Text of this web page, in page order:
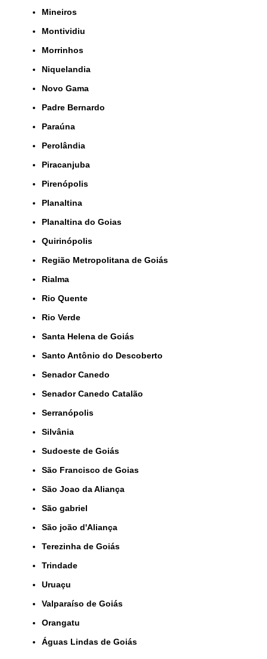
Mineiros
Montividiu
Morrinhos
Niquelandia
Novo Gama
Padre Bernardo
Paraúna
Perolândia
Piracanjuba
Pirenópolis
Planaltina
Planaltina do Goias
Quirinópolis
Região Metropolitana de Goiás
Rialma
Rio Quente
Rio Verde
Santa Helena de Goiás
Santo Antônio do Descoberto
Senador Canedo
Senador Canedo Catalão
Serranópolis
Silvânia
Sudoeste de Goiás
São Francisco de Goias
São Joao da Aliança
São gabriel
São joão d'Aliança
Terezinha de Goiás
Trindade
Uruaçu
Valparaíso de Goiás
orangatu
Águas Lindas de Goiás